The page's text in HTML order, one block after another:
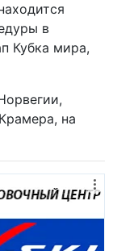
в
Кубка мира,
на